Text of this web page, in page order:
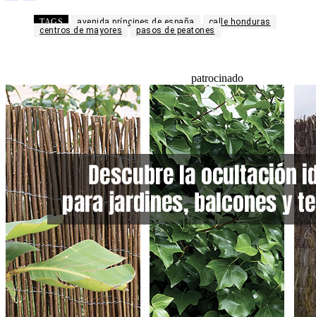
TAGS avenida príncipes de españa
calle honduras
centros de mayores
pasos de peatones
patrocinado